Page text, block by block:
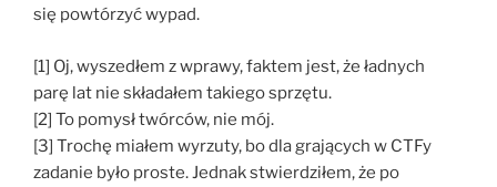
się powtórzyć wypad.
[1] Oj, wyszedłem z wprawy, faktem jest, że ładnych
parę lat nie składałem takiego sprzętu.
[2] To pomysł twórców, nie mój.
[3] Trochę miałem wyrzuty, bo dla grających w CTFy
zadanie było proste. Jednak stwierdziłem, że po